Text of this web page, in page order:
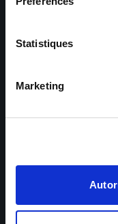
Statistiques
Marketing